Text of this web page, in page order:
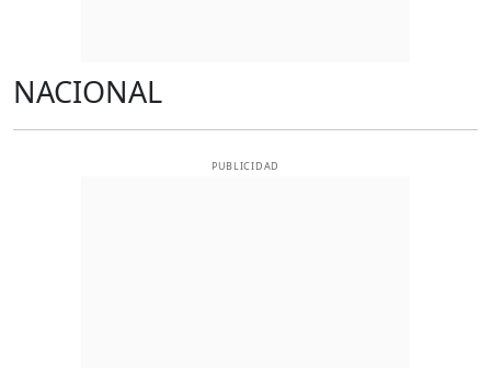
NACIONAL
PUBLICIDAD